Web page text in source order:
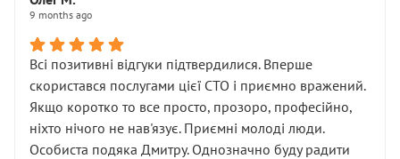
9 months ago
Всі позитивні відгуки підтвердилися. Вперше
скористався послугами цієї СТО і приємно вражений.
Якщо коротко то все просто, прозоро, професійно,
ніхто нічого не нав'язує. Приємні молоді люди.
Особиста подяка Дмитру. Однозначно буду радити